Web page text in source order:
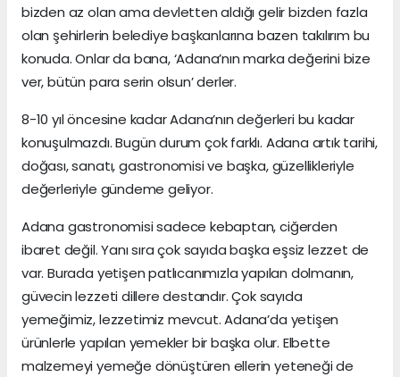
bizden az olan ama devletten aldığı gelir bizden fazla
olan şehirlerin belediye başkanlarına bazen takılırım bu
konuda. Onlar da bana, ‘Adana’nın marka değerini bize
ver, bütün para serin olsun’ derler.
8-10 yıl öncesine kadar Adana’nın değerleri bu kadar
konuşulmazdı. Bugün durum çok farklı. Adana artık tarihi,
doğası, sanatı, gastronomisi ve başka, güzellikleriyle
değerleriyle gündeme geliyor.
Adana gastronomisi sadece kebaptan, ciğerden
ibaret değil. Yanı sıra çok sayıda başka eşsiz lezzet de
var. Burada yetişen patlıcanımızla yapılan dolmanın,
güvecin lezzeti dillere destandır. Çok sayıda
yemeğimiz, lezzetimiz mevcut. Adana’da yetişen
ürünlerle yapılan yemekler bir başka olur. Elbette
malzemeyi yemeğe dönüştüren ellerin yeteneği de